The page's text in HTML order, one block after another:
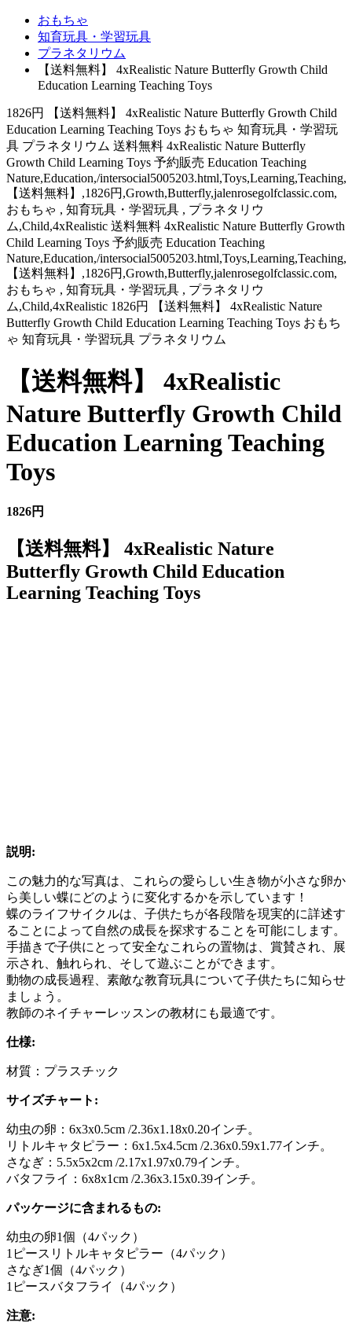
おもちゃ
知育玩具・学習玩具
プラネタリウム
【送料無料】 4xRealistic Nature Butterfly Growth Child
Education Learning Teaching Toys
1826円 【送料無料】 4xRealistic Nature Butterfly Growth Child
Education Learning Teaching Toys おもちゃ 知育玩具・学習玩
具 プラネタリウム 送料無料 4xRealistic Nature Butterfly
Growth Child Learning Toys 予約販売 Education Teaching
Nature,Education,/intersocial5005203.html,Toys,Learning,Teaching,
【送料無料】,1826円,Growth,Butterfly,jalenrosegolfclassic.com,
おもちゃ , 知育玩具・学習玩具 , プラネタリウ
ム,Child,4xRealistic 送料無料 4xRealistic Nature Butterfly Growth
Child Learning Toys 予約販売 Education Teaching
Nature,Education,/intersocial5005203.html,Toys,Learning,Teaching,
【送料無料】,1826円,Growth,Butterfly,jalenrosegolfclassic.com,
おもちゃ , 知育玩具・学習玩具 , プラネタリウ
ム,Child,4xRealistic 1826円 【送料無料】 4xRealistic Nature
Butterfly Growth Child Education Learning Teaching Toys おもち
ゃ 知育玩具・学習玩具 プラネタリウム
【送料無料】 4xRealistic
Nature Butterfly Growth Child
Education Learning Teaching
Toys
1826円
【送料無料】 4xRealistic Nature
Butterfly Growth Child Education
Learning Teaching Toys
説明:
この魅力的な写真は、これらの愛らしい生き物が小さな卵か
ら美しい蝶にどのように変化するかを示しています！
蝶のライフサイクルは、子供たちが各段階を現実的に詳述す
ることによって自然の成長を探求することを可能にします。
手描きで子供にとって安全なこれらの置物は、賞賛され、展
示され、触れられ、そして遊ぶことができます。
動物の成長過程、素敵な教育玩具について子供たちに知らせ
ましょう。
教師のネイチャーレッスンの教材にも最適です。
仕様:
材質：プラスチック
サイズチャート:
幼虫の卵：6x3x0.5cm /2.36x1.18x0.20インチ。
リトルキャタピラー：6x1.5x4.5cm /2.36x0.59x1.77インチ。
さなぎ：5.5x5x2cm /2.17x1.97x0.79インチ。
バタフライ：6x8x1cm /2.36x3.15x0.39インチ。
パッケージに含まれるもの:
幼虫の卵1個（4パック）
1ピースリトルキャタピラー（4パック）
さなぎ1個（4パック）
1ピースバタフライ（4パック）
注意: